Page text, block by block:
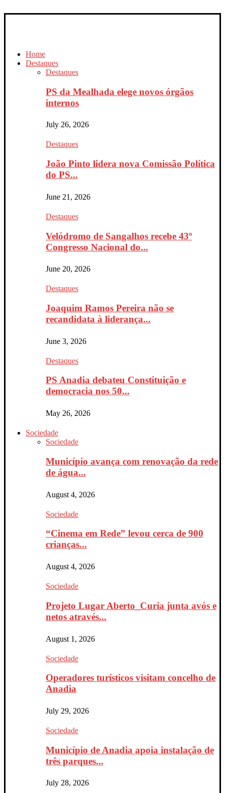
Home
Destaques
Destaques
PS da Mealhada elege novos órgãos
internos
July 26, 2026
Destaques
João Pinto lidera nova Comissão Política
do PS...
June 21, 2026
Destaques
Velódromo de Sangalhos recebe 43º
Congresso Nacional do...
June 20, 2026
Destaques
Joaquim Ramos Pereira não se
recandidata à liderança...
June 3, 2026
Destaques
PS Anadia debateu Constituição e
democracia nos 50...
May 26, 2026
Sociedade
Sociedade
Município avança com renovação da rede
de água...
August 4, 2026
Sociedade
“Cinema em Rede” levou cerca de 900
crianças...
August 4, 2026
Sociedade
Projeto Lugar Aberto_Curia junta avós e
netos através...
August 1, 2026
Sociedade
Operadores turísticos visitam concelho de
Anadia
July 29, 2026
Sociedade
Município de Anadia apoia instalação de
três parques...
July 28, 2026